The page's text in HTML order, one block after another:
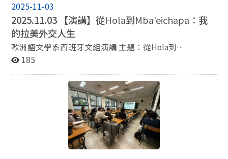
2025-11-03
2025.11.03 【演講】從Hola到Mba'eichapa： 我
的拉美外交人生
歐洲語文學系西班牙文組演講 主題：從Hola到
Mba'eichapa：我的拉美外交人生 時間： 2025/11/03 (週
大學外交學系校友、特種考試外交領事人員三等考試及
格、駐瓜地馬拉共和國大使館三等/二等秘書、駐巴拉圭
共和國大使館一等秘書/副參事、外交部機要室副參事) 主
持人： 楊瓊瑩教授 (歐洲語文學系西文組教授)
185